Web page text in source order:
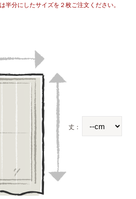
半分にしたサイズを２枚ご注文ください。
丈：